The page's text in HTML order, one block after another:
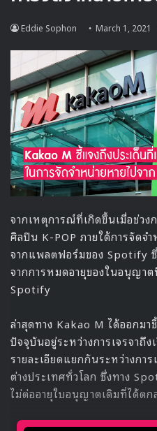
เป็นเมนโวคอลจากวงบ
2011 และเขาได้เริ่มต้นเข้ารับ
มา ซึ่ง แทอิล ได้เปิดเผยความ
เข้าไปทำหน้าที่ในกรมว่า
“นี่เป็นครั้งแรกในช่วงเ
เวทีครับ ผมรู้สึกประหม่
จากทีมกรรมการ นี่ยังเป็
เสร็จสิ้นหน้าที่จากการเ
จะรอติดตามการทำกิจก
นอกจากนี้ แทอิล ยังเปิดเผยเป้
King of Mask Singerอีกว่า
ค้นหาแบบเรียลไทม์อีกด้วย
“ผมอยากให้ผู้คนรับรู้ว่าผ
สักเท่าไหร่ ผมจึงคิดว่ากา
โอกาสที่ดีสำหรับผมครับ
เรื่อยๆ”
https://www.youtube.com/